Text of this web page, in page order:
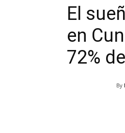
El
en
72%
By